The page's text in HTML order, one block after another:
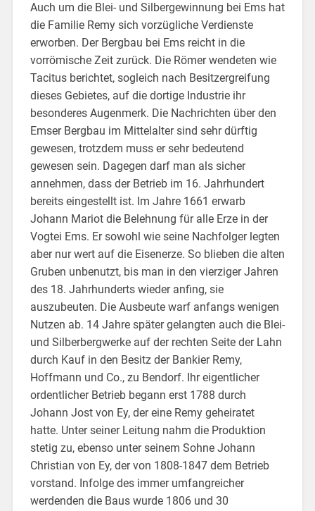
Auch um die Blei- und Silbergewinnung bei Ems hat
die Familie Remy sich vorzügliche Verdienste
erworben. Der Bergbau bei Ems reicht in die
vorrömische Zeit zurück. Die Römer wendeten wie
Tacitus berichtet, sogleich nach Besitzergreifung
dieses Gebietes, auf die dortige Industrie ihr
besonderes Augenmerk. Die Nachrichten über den
Emser Bergbau im Mittelalter sind sehr dürftig
gewesen, trotzdem muss er sehr bedeutend
gewesen sein. Dagegen darf man als sicher
annehmen, dass der Betrieb im 16. Jahrhundert
bereits eingestellt ist. Im Jahre 1661 erwarb
Johann Mariot die Belehnung für alle Erze in der
Vogtei Ems. Er sowohl wie seine Nachfolger legten
aber nur wert auf die Eisenerze. So blieben die alten
Gruben unbenutzt, bis man in den vierziger Jahren
des 18. Jahrhunderts wieder anfing, sie
auszubeuten. Die Ausbeute warf anfangs wenigen
Nutzen ab. 14 Jahre später gelangten auch die Blei-
und Silberbergwerke auf der rechten Seite der Lahn
durch Kauf in den Besitz der Bankier Remy,
Hoffmann und Co., zu Bendorf. Ihr eigentlicher
ordentlicher Betrieb begann erst 1788 durch
Johann Jost von Ey, der eine Remy geheiratet
hatte. Unter seiner Leitung nahm die Produktion
stetig zu, ebenso unter seinem Sohne Johann
Christian von Ey, der von 1808-1847 dem Betrieb
vorstand. Infolge des immer umfangreicher
werdenden die Baus wurde 1806 und 30